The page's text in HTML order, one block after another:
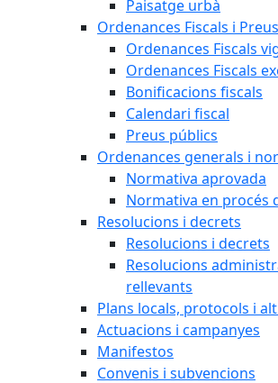
Paisatge urbà
Ordenances Fiscals i
Ordenances Fiscals
Ordenances Fiscals
Bonificacions fiscals
Calendari fiscal
Preus públics
Ordenances generals i
Normativa aprovada
Normativa en procés
Resolucions i decrets
Resolucions i decrets
Resolucions
rellevants
Plans locals, protocols i
Actuacions i campanyes
Manifestos
Convenis i subvencions